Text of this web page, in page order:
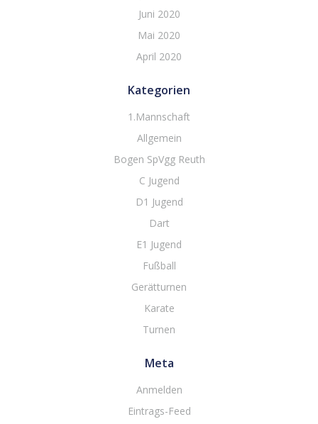
Juni 2020
Mai 2020
April 2020
Kategorien
1.Mannschaft
Allgemein
Bogen SpVgg Reuth
C Jugend
D1 Jugend
Dart
E1 Jugend
Fußball
Gerätturnen
Karate
Turnen
Meta
Anmelden
Eintrags-Feed